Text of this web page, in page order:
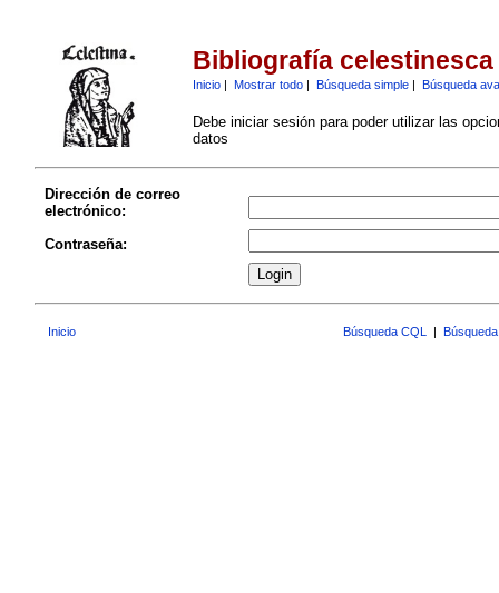
Bibliografía celestinesca
Inicio| Mostrar todo| Búsqueda simple| Búsqueda
Debe iniciar sesión para poder utilizar las
datos
Dirección de correo
electrónico:
Contraseña:
Inicio Búsqueda CQL |